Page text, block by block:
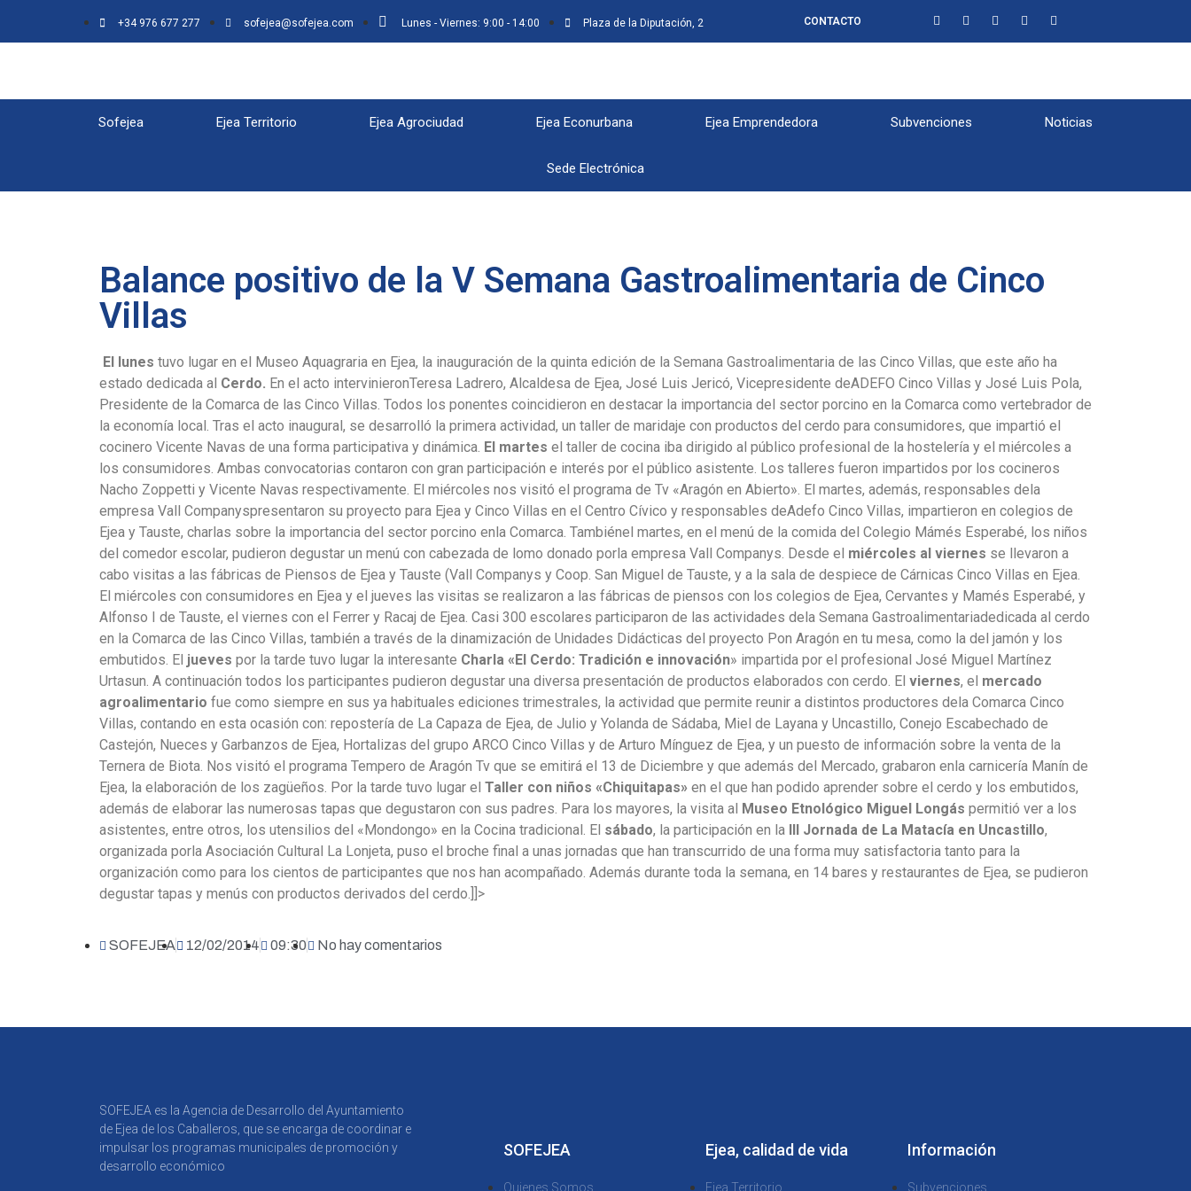
+34 976 677 277 sofejea@sofejea.com Lunes - Viernes: 9:00 - 14:00 Plaza de la Diputación, 2 CONTACTO
Sofejea Ejea Territorio Ejea Agrociudad Ejea Econurbana Ejea Emprendedora Subvenciones Noticias
Sede Electrónica
Balance positivo de la V Semana Gastroalimentaria de Cinco
Villas
El lunes tuvo lugar en el Museo Aquagraria en Ejea, la inauguración de la quinta edición de la Semana Gastroalimentaria de las Cinco Villas, que este año ha
estado dedicada al Cerdo. En el acto intervinieronTeresa Ladrero, Alcaldesa de Ejea, José Luis Jericó, Vicepresidente deADEFO Cinco Villas y José Luis Pola,
Presidente de la Comarca de las Cinco Villas. Todos los ponentes coincidieron en destacar la importancia del sector porcino en la Comarca como vertebrador de
la economía local. Tras el acto inaugural, se desarrolló la primera actividad, un taller de maridaje con productos del cerdo para consumidores, que impartió el
cocinero Vicente Navas de una forma participativa y dinámica. El martes el taller de cocina iba dirigido al público profesional de la hostelería y el miércoles a
los consumidores. Ambas convocatorias contaron con gran participación e interés por el público asistente. Los talleres fueron impartidos por los cocineros
Nacho Zoppetti y Vicente Navas respectivamente. El miércoles nos visitó el programa de Tv «Aragón en Abierto». El martes, además, responsables dela
empresa Vall Companyspresentaron su proyecto para Ejea y Cinco Villas en el Centro Cívico y responsables deAdefo Cinco Villas, impartieron en colegios de
Ejea y Tauste, charlas sobre la importancia del sector porcino enla Comarca. Tambiénel martes, en el menú de la comida del Colegio Mámés Esperabé, los niños
del comedor escolar, pudieron degustar un menú con cabezada de lomo donado porla empresa Vall Companys. Desde el miércoles al viernes se llevaron a
cabo visitas a las fábricas de Piensos de Ejea y Tauste (Vall Companys y Coop. San Miguel de Tauste, y a la sala de despiece de Cárnicas Cinco Villas en Ejea.
El miércoles con consumidores en Ejea y el jueves las visitas se realizaron a las fábricas de piensos con los colegios de Ejea, Cervantes y Mamés Esperabé, y
Alfonso I de Tauste, el viernes con el Ferrer y Racaj de Ejea. Casi 300 escolares participaron de las actividades dela Semana Gastroalimentariadedicada al cerdo
en la Comarca de las Cinco Villas, también a través de la dinamización de Unidades Didácticas del proyecto Pon Aragón en tu mesa, como la del jamón y los
embutidos. El jueves por la tarde tuvo lugar la interesante Charla «El Cerdo: Tradición e innovación» impartida por el profesional José Miguel Martínez
Urtasun. A continuación todos los participantes pudieron degustar una diversa presentación de productos elaborados con cerdo. El viernes, el mercado
agroalimentario fue como siempre en sus ya habituales ediciones trimestrales, la actividad que permite reunir a distintos productores dela Comarca Cinco
Villas, contando en esta ocasión con: repostería de La Capaza de Ejea, de Julio y Yolanda de Sádaba, Miel de Layana y Uncastillo, Conejo Escabechado de
Castejón, Nueces y Garbanzos de Ejea, Hortalizas del grupo ARCO Cinco Villas y de Arturo Mínguez de Ejea, y un puesto de información sobre la venta de la
Ternera de Biota. Nos visitó el programa Tempero de Aragón Tv que se emitirá el 13 de Diciembre y que además del Mercado, grabaron enla carnicería Manín de
Ejea, la elaboración de los zagüeños. Por la tarde tuvo lugar el Taller con niños «Chiquitapas» en el que han podido aprender sobre el cerdo y los embutidos,
además de elaborar las numerosas tapas que degustaron con sus padres. Para los mayores, la visita al Museo Etnológico Miguel Longás permitió ver a los
asistentes, entre otros, los utensilios del «Mondongo» en la Cocina tradicional. El sábado, la participación en la III Jornada de La Matacía en Uncastillo,
organizada porla Asociación Cultural La Lonjeta, puso el broche final a unas jornadas que han transcurrido de una forma muy satisfactoria tanto para la
organización como para los cientos de participantes que nos han acompañado. Además durante toda la semana, en 14 bares y restaurantes de Ejea, se pudieron
degustar tapas y menús con productos derivados del cerdo.]]>
SOFEJEA 12/02/2014 09:30 No hay comentarios
SOFEJEA es la Agencia de Desarrollo del Ayuntamiento
de Ejea de los Caballeros, que se encarga de coordinar e
impulsar los programas municipales de promoción y
desarrollo económico
SOFEJEA
Quienes Somos
Ejea, calidad de vida
Ejea Territorio
Información
Subvenciones